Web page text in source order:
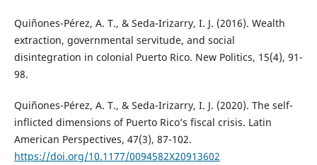
Quiñones-Pérez, A. T., & Seda-Irizarry, I. J. (2016). Wealth
extraction, governmental servitude, and social
disintegration in colonial Puerto Rico. New Politics, 15(4), 91-
98.
Quiñones-Pérez, A. T., & Seda-Irizarry, I. J. (2020). The self-
inflicted dimensions of Puerto Rico’s fiscal crisis. Latin
American Perspectives, 47(3), 87-102.
https://doi.org/10.1177/0094582X20913602